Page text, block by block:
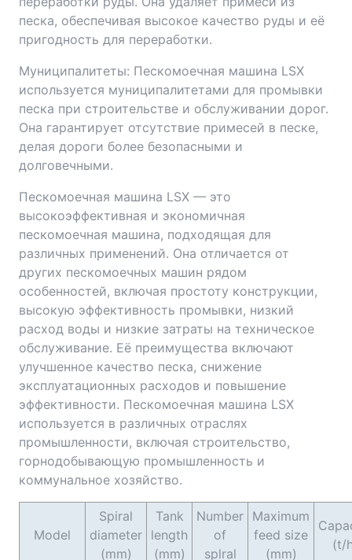
песка, обеспечивая высокое качество руды и её
пригодность для переработки.
Муниципалитеты: Пескомоечная машина LSX
используется муниципалитетами для промывки
песка при строительстве и обслуживании дорог.
Она гарантирует отсутствие примесей в песке,
делая дороги более безопасными и
долговечными.
Пескомоечная машина LSX — это
высокоэффективная и экономичная
пескомоечная машина, подходящая для
различных применений. Она отличается от
других пескомоечных машин рядом
особенностей, включая простоту конструкции,
высокую эффективность промывки, низкий
расход воды и низкие затраты на техническое
обслуживание. Её преимущества включают
улучшенное качество песка, снижение
эксплуатационных расходов и повышение
эффективности. Пескомоечная машина LSX
используется в различных отраслях
промышленности, включая строительство,
горнодобывающую промышленность и
коммунальное хозяйство.
Model
Spiral
diameter
(mm)
Tank
length
(mm)
Number
of
splral
Maximum
feed size
(mm)
(t/